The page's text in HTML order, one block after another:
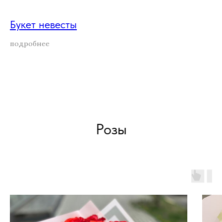
Букет невесты
подробнее
Розы